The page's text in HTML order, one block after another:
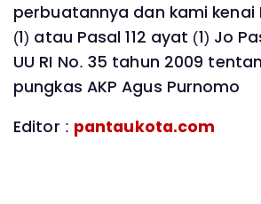
perbuatannya dan kami kenai
(1) atau Pasal 112 ayat (1) Jo
UU RI No. 35 tahun 2009
pungkas AKP Agus Purnomo
Editor : pantaukota.com